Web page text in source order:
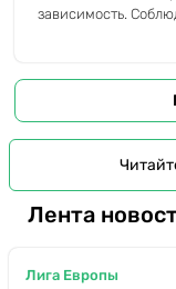
зависимость.
Лента
Лига Европы